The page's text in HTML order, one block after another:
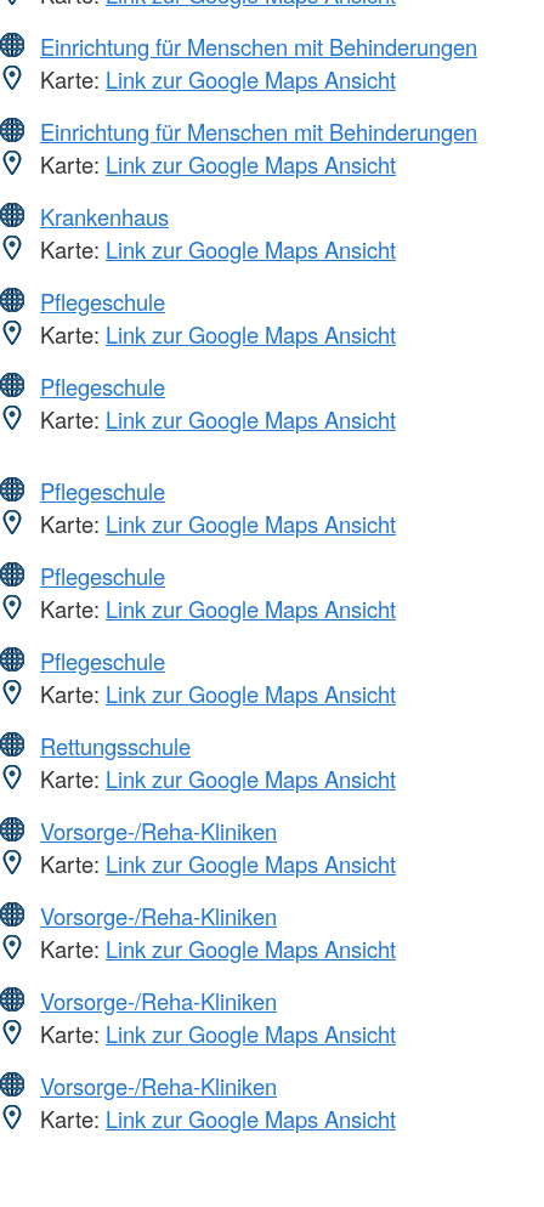
Einrichtung für Menschen mit Behinderungen
Karte: Link zur Google Maps Ansicht
Einrichtung für Menschen mit Behinderungen
Karte: Link zur Google Maps Ansicht
Krankenhaus
Karte: Link zur Google Maps Ansicht
Pflegeschule
Karte: Link zur Google Maps Ansicht
Pflegeschule
Karte: Link zur Google Maps Ansicht
Pflegeschule
Karte: Link zur Google Maps Ansicht
Pflegeschule
Karte: Link zur Google Maps Ansicht
Pflegeschule
Karte: Link zur Google Maps Ansicht
Rettungsschule
Karte: Link zur Google Maps Ansicht
Vorsorge-/Reha-Kliniken
Karte: Link zur Google Maps Ansicht
Vorsorge-/Reha-Kliniken
Karte: Link zur Google Maps Ansicht
Vorsorge-/Reha-Kliniken
Karte: Link zur Google Maps Ansicht
Vorsorge-/Reha-Kliniken
Karte: Link zur Google Maps Ansicht